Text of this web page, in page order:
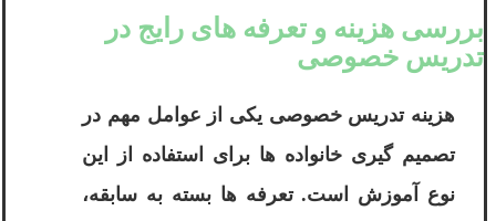
بررسی هزینه و تعرفه های رایج در
تدریس خصوصی
هزینه تدریس خصوصی یکی از عوامل مهم در
تصمیم گیری خانواده ها برای استفاده از این
نوع آموزش است. تعرفه ها بسته به سابقه،